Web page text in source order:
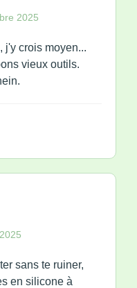
2025
j'y crois moyen...
vieux outils.
sans te ruiner,
en silicone à